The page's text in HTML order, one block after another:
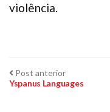
violência.
Navegação
Post anteriorPost
anterior:
Yspanus Languages